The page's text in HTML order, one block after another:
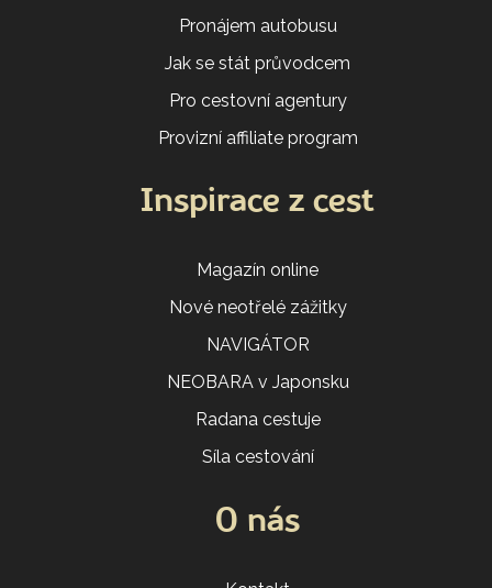
Pronájem autobusu
Jak se stát průvodcem
Pro cestovní agentury
Provizní affiliate program
Inspirace z cest
Magazín online
Nové neotřelé zážitky
NAVIGÁTOR
NEOBARA v Japonsku
Radana cestuje
Síla cestování
O nás